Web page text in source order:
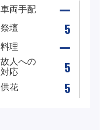
車両手配 ー
祭壇 5
料理 ー
故人への
対応
5
供花 5